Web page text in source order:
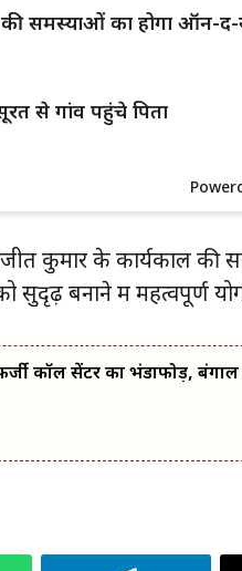
की समस्याओं का होगा ऑन-द-
से गांव पहुंचे पिता
कुमार के कार्यकाल की
बनाने में महत्वपूर्ण
कॉल सेंटर का भंडाफोड़,